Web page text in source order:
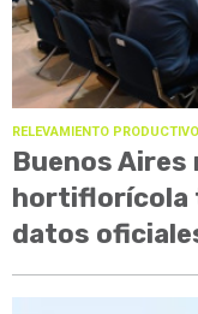
RELEVAMIENTO
Buenos Aires
hortiflorícola
datos